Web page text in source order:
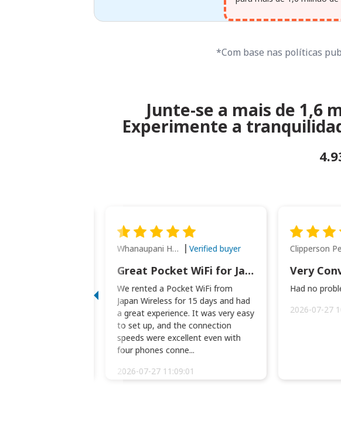
*Com base nas políticas
Junte-se a mais de 1,6
Experimente a
Whanaupani Henry Joseph Macown Verified buyer
Great Pocket WiFi for Japan Travel
We rented a Pocket WiFi from
Japan Wireless for 15 days and had
a great experience. It was very easy
to set up, and the connection
speeds were excellent even with
four phones conne...
2026-07-27 11:09:01
Very
Had no
2026-07-27